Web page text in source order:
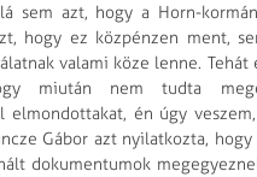
sem azt, hogy a Horn-
hogy ez közpénzen ment,
valami köze lenne. Tehát
miután nem tudta
elmondottakat, én úgy
Gábor azt nyilatkozta, hogy
dokumentumok